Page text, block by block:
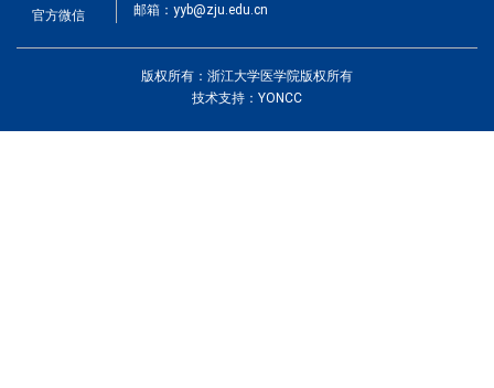
官方微信
邮箱：yyb@zju.edu.cn
版权所有：浙江大学医学院版权所有
技术支持：YONCC